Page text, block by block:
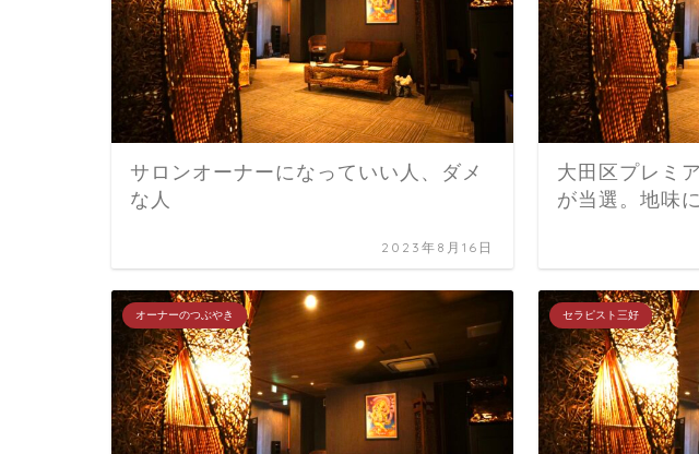
サロンオーナーになっていい人、ダメ
な人
2023年8月16日
大田区プレミ
が当選。地味
オーナーのつぶやき セラピスト三好